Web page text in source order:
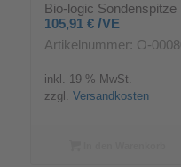
Bio-logic
105,91 € /VE
Artikelnummer: O-
inkl. 19 % MwSt.
zzgl. Versandkosten